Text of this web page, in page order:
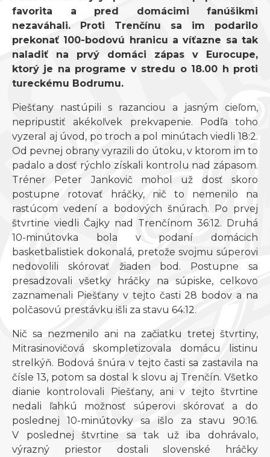
favorita a pred domácimi fanúšikmi
nezaváhali. Proti Trenčínu sa im podarilo
prekonať 100-bodovú hranicu a víťazne sa tak
naladiť na prvý domáci zápas v Eurocupe,
ktorý je na programe v stredu o 18.00 h proti
tureckému Bodrumu.
Piešťany nastúpili s razanciou a jasným cieľom,
nepripustiť akékoľvek prekvapenie. Podľa toho
vyzeral aj úvod, po troch a pol minútach viedli 18:2.
Od pevnej obrany vyrazili do útoku, v ktorom im to
padalo a dosť rýchlo získali kontrolu nad zápasom.
Tréner Peter Jankovič mohol už dosť skoro
postupne rotovať hráčky, nič to nemenilo na
rastúcom vedení a bodových šnúrach. Po prvej
štvrtine viedli Čajky nad Trenčínom 36:12. Druhá
10-minútovka bola v podaní domácich
basketbalistiek dokonalá, pretože svojmu súperovi
nedovolili skórovať žiaden bod. Postupne sa
presadzovali všetky hráčky na súpiske, celkovo
zaznamenali Piešťany v tejto časti 28 bodov a na
polčasovú prestávku išli za stavu 64:12.
Nič sa nezmenilo ani na začiatku tretej štvrtiny,
Mitrasinovičová skompletizovala domácu listinu
strelkýň. Bodová šnúra v tejto časti sa zastavila na
čísle 13, potom sa dostal k slovu aj Trenčín. Všetko
dianie kontrolovali Piešťany, ani v tejto štvrtine
nedali ľahkú možnosť súperovi skórovať a do
poslednej 10-minútovky sa išlo za stavu 90:16.
V poslednej štvrtine sa tak už iba dohrávalo,
výrazný priestor dostali slovenské hráčky